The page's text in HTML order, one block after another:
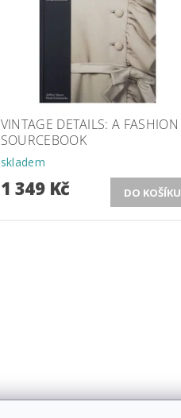
VINTAGE DETAILS: A FASHION
SOURCEBOOK
skladem
1 349 Kč